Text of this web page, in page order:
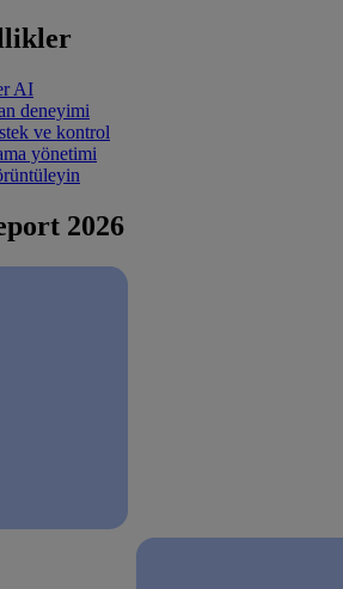
AI
deneyimi
ve kontrol
yönetimi
2026